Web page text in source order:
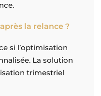
la relance ?
si l’optimisation
La solution
trimestriel